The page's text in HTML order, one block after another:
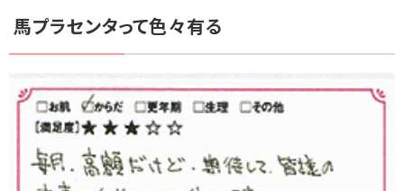
馬プラセンタって色々有る